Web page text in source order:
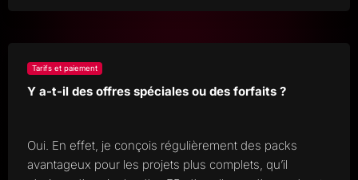
Tarifs et paiement
Y a-t-il des offres spéciales ou des forfaits ?
Oui. En effet, je conçois régulièrement des packs
avantageux pour les projets plus complets, qu’il